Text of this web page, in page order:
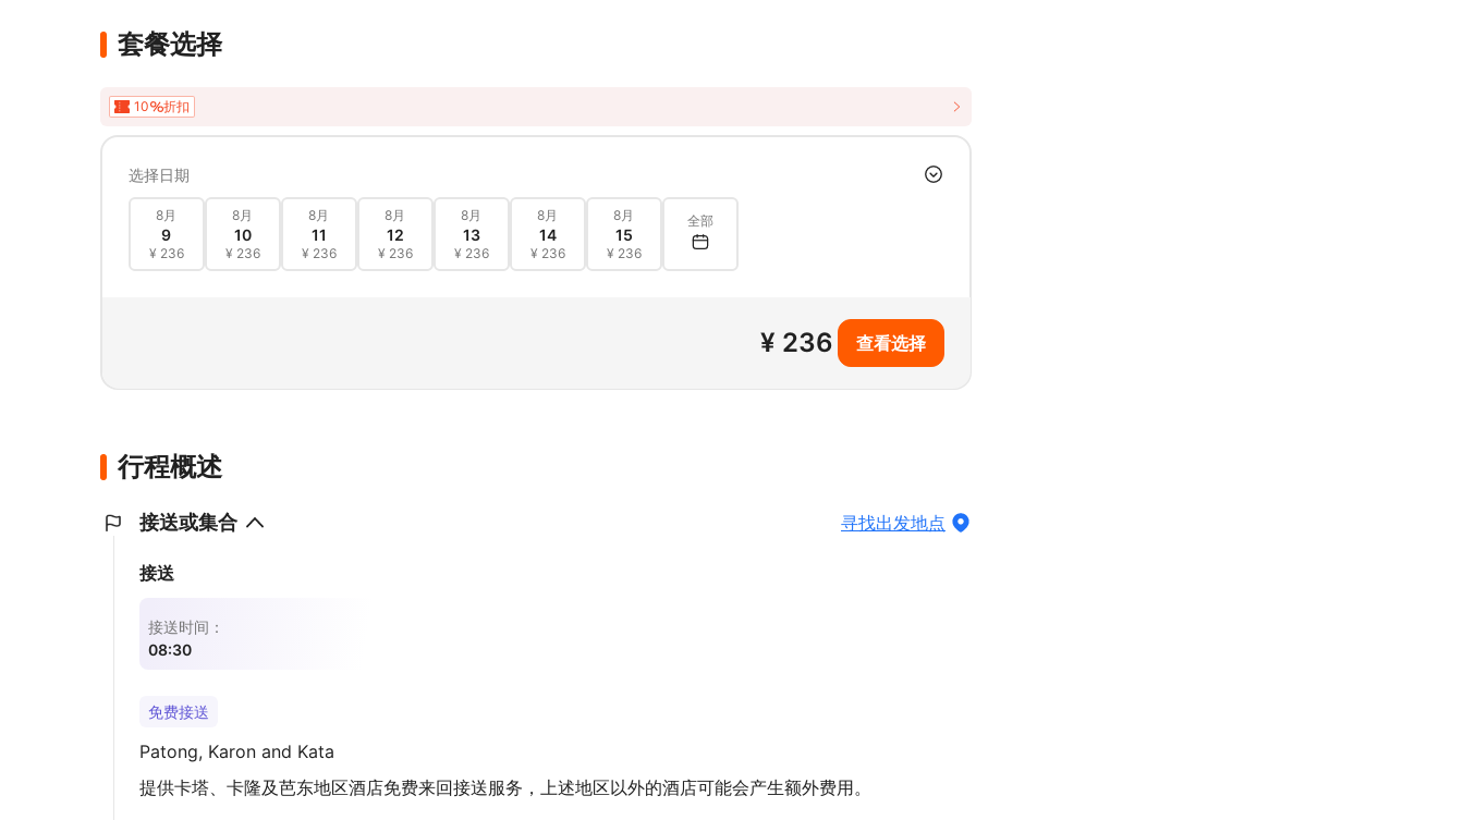
套餐选择
10 折扣
选择日期
8月
9
¥ 236
8月
10
¥ 236
8月
11
¥ 236
8月
12
¥ 236
8月
13
¥ 236
8月
14
¥ 236
8月
15
¥ 236
全部
¥ 236 查看选择
行程概述
接送或集合 寻找出发地点
接送
接送时间：
08:30
免费接送
Patong, Karon and Kata
提供卡塔、卡隆及芭东地区酒店免费来回接送服务，上述地区以外的酒店可能会产生额外费用。